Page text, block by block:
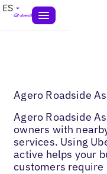
ES
Agero Roadside
Agero Roadside
owners with
services. Using
active helps your
customers